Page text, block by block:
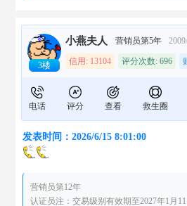
3楼
小燕夫人 营销员第5年
信用: 13104 评分次数: 696
电话 评分 查看 救生圈
发表时间：2026/6/15 8:01:00
营销员第12年
认证员注：交易级别有效期至2027年1月11